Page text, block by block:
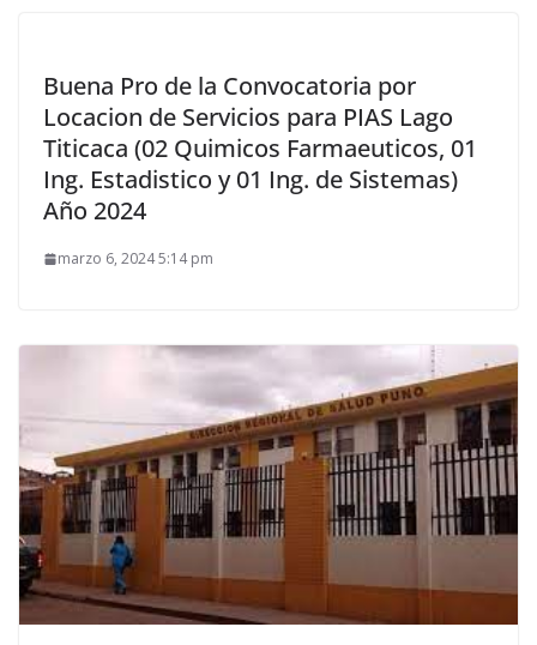
Buena Pro de la Convocatoria por
Locacion de Servicios para PIAS Lago
Titicaca (02 Quimicos Farmaeuticos, 01
Ing. Estadistico y 01 Ing. de Sistemas)
Año 2024
marzo 6, 2024 5:14 pm